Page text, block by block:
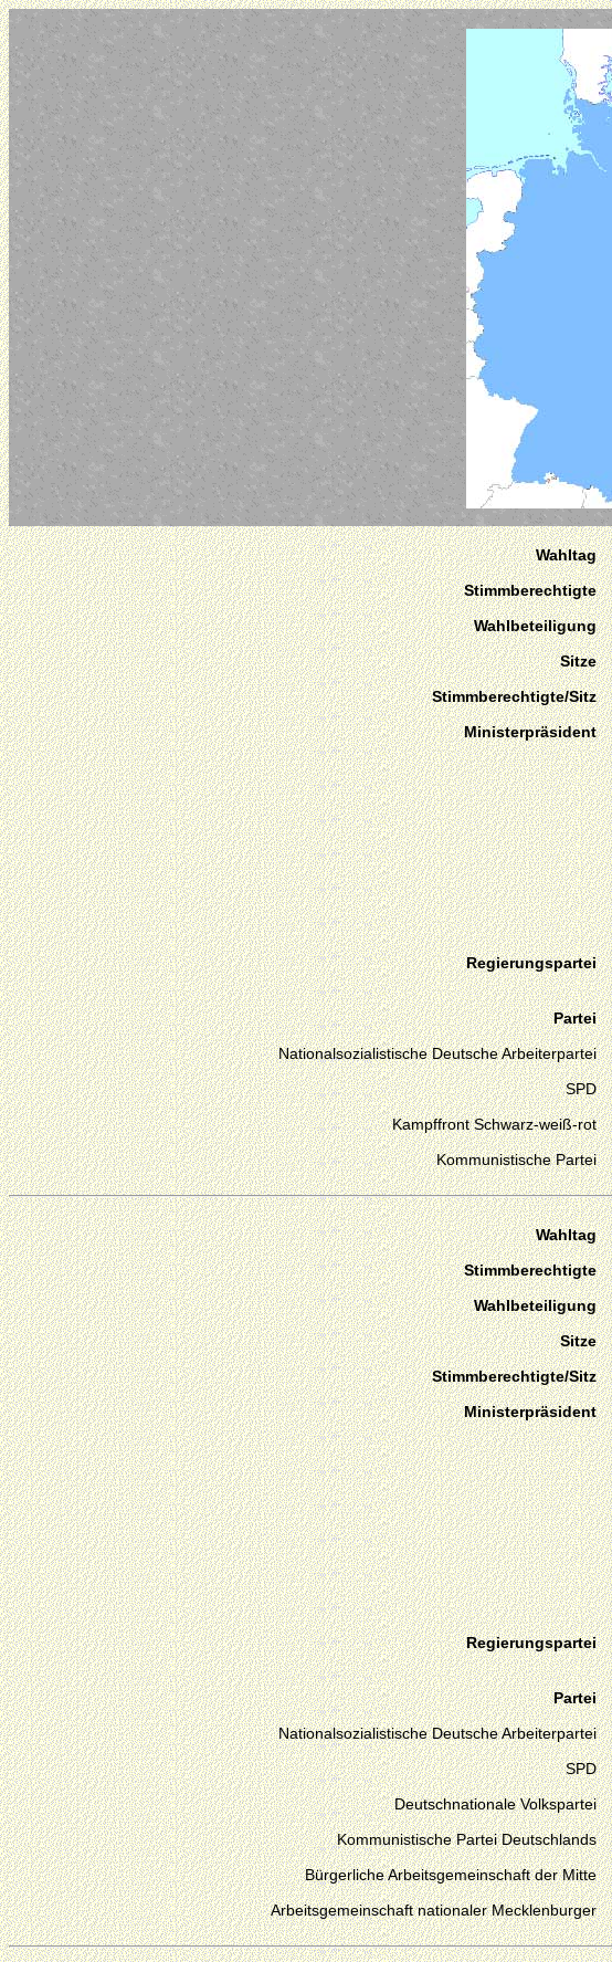
Wahltag
Stimmberechtigte
Wahlbeteiligung
Sitze
Stimmberechtigte/Sitz
Ministerpräsident
Regierungspartei
Partei
Nationalsozialistische Deutsche Arbeiterpartei
SPD
Kampffront Schwarz-weiß-rot
Kommunistische Partei
Wahltag
Stimmberechtigte
Wahlbeteiligung
Sitze
Stimmberechtigte/Sitz
Ministerpräsident
Regierungspartei
Partei
Nationalsozialistische Deutsche Arbeiterpartei
SPD
Deutschnationale Volkspartei
Kommunistische Partei Deutschlands
Bürgerliche Arbeitsgemeinschaft der Mitte
Arbeitsgemeinschaft nationaler Mecklenburger